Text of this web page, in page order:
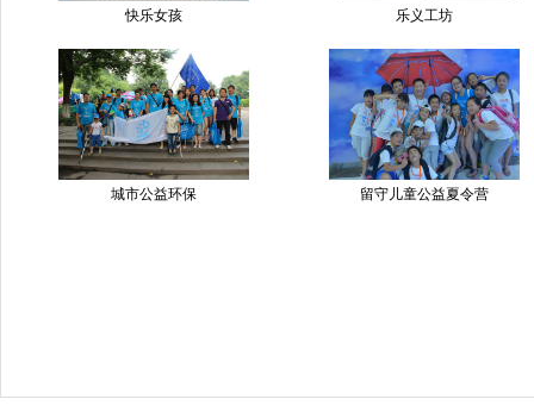
快乐女孩 乐义工坊
城市公益环保 留守儿童公益夏令营